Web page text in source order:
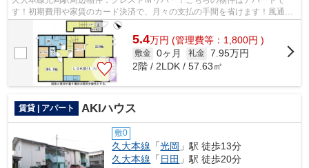
す！初期費用や家賃のカード決済で、月々の支払の手間を省けます！風通し
が良く、熱がこもりにくいので、室内が...
5.4万円 (管理費等：1,800円 )
敷金 0ヶ月 礼金 7.95万円
2階 / 2LDK / 57.63㎡
賃貸 | アパート AKIハウス
敷0
久大本線 「光岡 」駅 徒歩13分
久大本線 「 日田 」駅 徒歩20分